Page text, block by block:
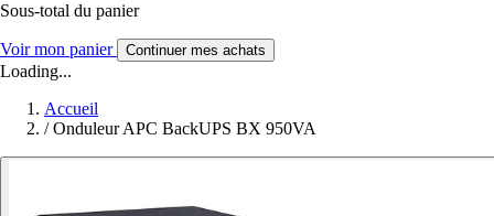
Sous-total du panier
Voir mon panier Continuer mes achats
Loading...
Accueil
/ Onduleur APC BackUPS BX 950VA